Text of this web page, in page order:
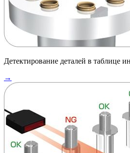
Детектирование деталей в таблице
→